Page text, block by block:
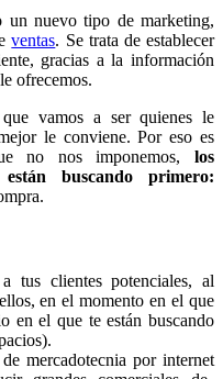
un nuevo tipo de marketing,
ventas. Se trata de establecer
gracias a la información
ofrecemos.
vamos a ser quienes le
le conviene. Por eso es
no nos imponemos, los
buscando primero:
tus clientes potenciales, al
en el momento en el que
en el que te están buscando
mercadotecnia por internet